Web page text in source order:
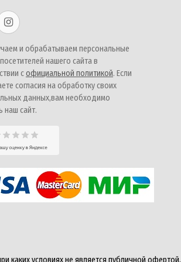
и обрабатываем персональные
нашего сайта в
софициальной политикой. Если
согласия на обработку своих
данных,вам необходимо
наш сайт.
каких условиях не является публичной офертой,